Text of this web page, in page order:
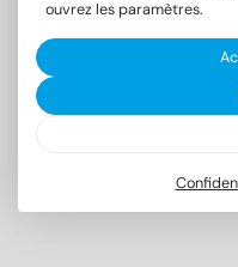
8 (1)
Article
9023
marteau
ouvrez les paramètres.